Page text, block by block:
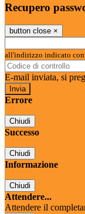
Recupero
button close ×
all'indirizzo indicato con
E-mail inviata, si
Errore
Chiudi
Successo
Chiudi
Informazione
Chiudi
Attendere...
Attendere il